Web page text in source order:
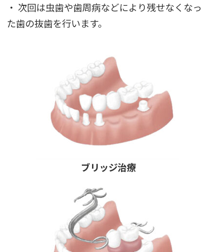
・ 次回は虫歯や歯周病などにより残せなくなっ
た歯の抜歯を行います。
ブリッジ治療